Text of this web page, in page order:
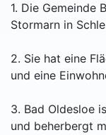
1. Die Gemeinde
Stormarn in
2. Sie hat eine
und eine
3. Bad Oldesloe
und beherbergt